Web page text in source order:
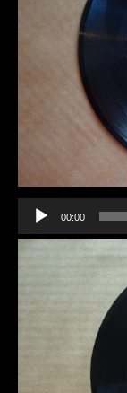
Lecteur
audio
00:00